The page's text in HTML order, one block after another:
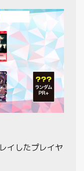
イしたプレイヤ